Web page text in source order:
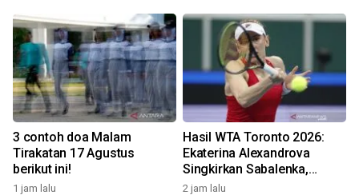
3 contoh doa Malam
Tirakatan 17 Agustus
berikut ini!
1 jam lalu
Hasil WTA Toronto 2026:
Ekaterina Alexandrova
Singkirkan Sabalenka,
Swiatek Segel Tiket
2 jam lalu